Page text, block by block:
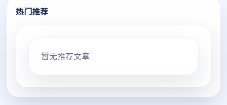
热门推荐
暂无推荐文章